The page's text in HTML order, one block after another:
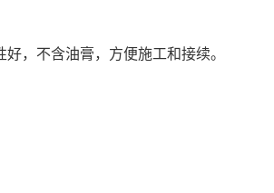
，不含油膏，方便施工和接续。